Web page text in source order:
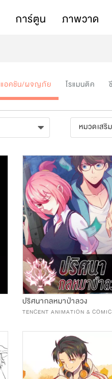
การ์ตูน ภาพวาด
แอคชัน/ผจญภัย โรแมนติค
หมวดเสริ
ปริศนากลหมาป่าลวง
TENCENT ANIMATION &